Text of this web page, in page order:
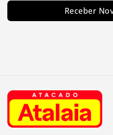
Receber